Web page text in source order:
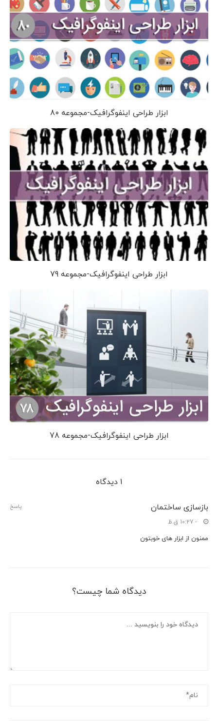
ابزار طراحی اینفوگرافیک-مجموعه 80
ابزار طراحی اینفوگرافیک-مجموعه 79
ابزار طراحی اینفوگرافیک-مجموعه 78
1 دیدگاه
بازسازی ساختمان
- 10:27 ق.ظ
ممنون از ابزار های خوبتون
پاسخ
دیدگاه شما چیست؟